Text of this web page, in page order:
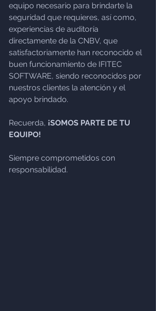
equipo necesario para brindarte la
seguridad que requieres, así como,
experiencias de auditoría
directamente de la CNBV, que
satisfactoriamente han reconocido el
buen funcionamiento de IFITEC
SOFTWARE, siendo reconocidos por
nuestros clientes la atención y el
apoyo brindado.
Recuerda, ¡SOMOS PARTE DE TU
EQUIPO!
Siempre comprometidos con
responsabilidad.